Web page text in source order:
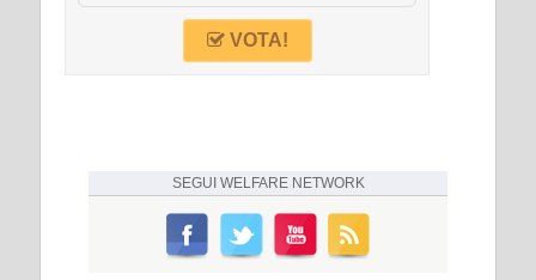
VOTA!
SEGUI WELFARE NETWORK